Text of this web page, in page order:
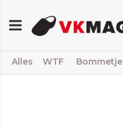
Alles WTF Bommetje